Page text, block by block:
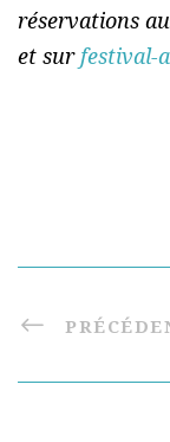
réservations
et sur festival-